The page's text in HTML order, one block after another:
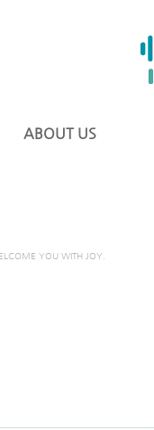
ABOUT US
YOU WITH JOY.